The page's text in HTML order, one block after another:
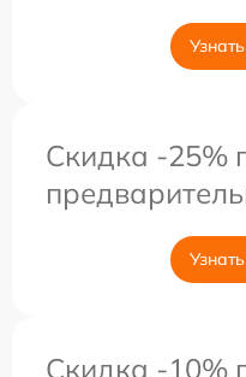
Скидка -25%
Скидка -10%